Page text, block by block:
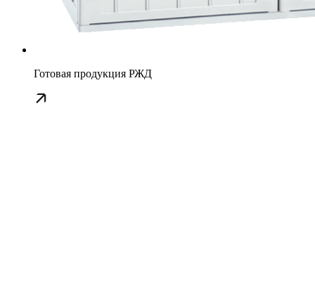
Готовая продукция РЖД